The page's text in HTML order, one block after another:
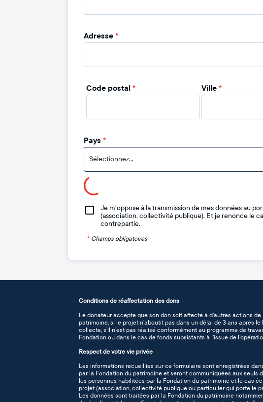
Adresse*
Code postal * Ville*
Pays *
Sélectionnez...
Je m'oppose à la transmission de mes données au
(association, collectivité publique). Et je renonce le
contrepartie.
* Champs obligatoires
Conditions de réaffectation des dons
Le donateur accepte que son don soit affecté à d’autres actions
patrimoine, si le projet n’aboutit pas dans un délai de 3 ans après
collecte, s’il n’est pas réalisé conformément au programme de
Fondation ou dans le cas de fonds subsistants à l’issue de
Respect de votre vie privée
Les informations recueillies sur ce formulaire sont enregistrées
par la Fondation du patrimoine et seront communiquées aux seuls
les personnes habilitées par la Fondation du patrimoine et le cas
projet (association, collectivité publique ou particulier qui porte le
Les données sont traitées par la Fondation du patrimoine